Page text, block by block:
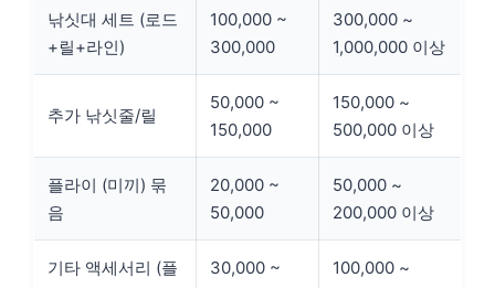
낚싯대 세트 (로드
+릴+라인)
100,000 ~
300,000
300,000 ~
1,000,000 이상
추가 낚싯줄/릴
50,000 ~
150,000
150,000 ~
500,000 이상
플라이 (미끼) 묶
음
20,000 ~
50,000
50,000 ~
200,000 이상
기타 액세서리 (플
30,000 ~
100,000 ~